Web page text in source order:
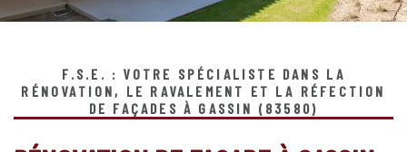
F.S.E. : VOTRE SPÉCIALISTE DANS LA
RÉNOVATION, LE RAVALEMENT ET LA RÉFECTION
DE FAÇADES À GASSIN (83580)